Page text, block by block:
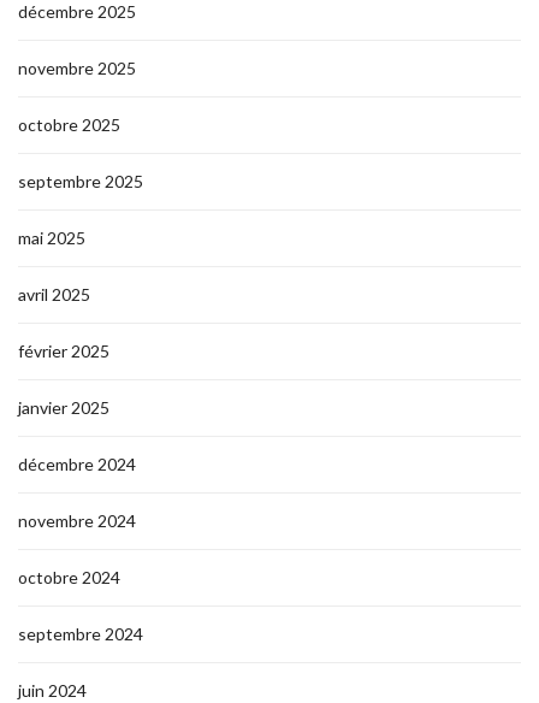
décembre 2025
novembre 2025
octobre 2025
septembre 2025
mai 2025
avril 2025
février 2025
janvier 2025
décembre 2024
novembre 2024
octobre 2024
septembre 2024
juin 2024